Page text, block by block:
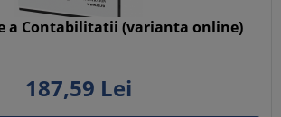
a Contabilitatii (varianta online)
187,59 Lei